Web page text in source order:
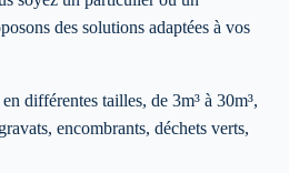
des solutions adaptées à vos
différentes tailles, de 3m³ à 30m³,
encombrants, déchets verts,